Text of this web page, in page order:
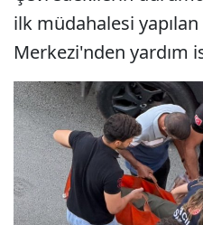
ilk müdahalesi
Merkezi'nden yardım